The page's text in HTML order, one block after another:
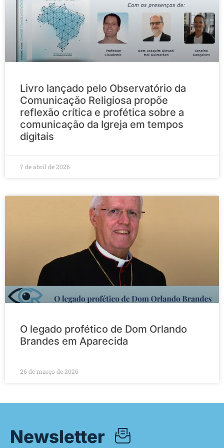
Livro lançado pelo Observatório da
Comunicação Religiosa propõe
reflexão crítica e profética sobre a
comunicação da Igreja em tempos
digitais
7 de abril de 2026
O legado profético de Dom Orlando
Brandes em Aparecida
26 de março de 2026
Newsletter